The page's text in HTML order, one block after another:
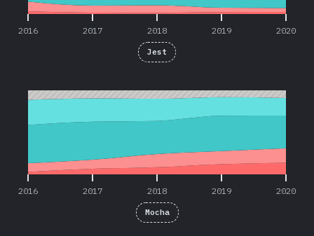
2016 2017 2018 2019 2020
Jest
2016 2017 2018 2019 2020
Mocha